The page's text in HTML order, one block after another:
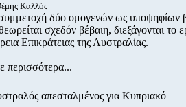
Καλλός
δύο ομογενών ως υποψηφίων
σχεδόν βέβαιη, διεξάγονται το
Επικράτειας της Αυστραλίας.
περισσότερα...
απεσταλμένος για Κυπριακό